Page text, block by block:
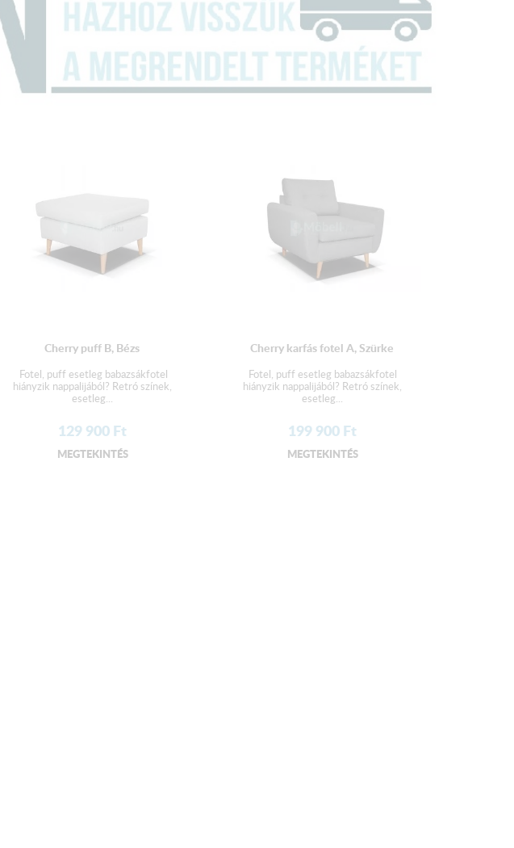
méret: 98 x 92 cm
terméket összeszerelt állapotban,csomagolva, több darabban
Cherry puff B, Bézs
Fotel, puff esetleg babazsákfotel
hiányzik nappalijából? Retró színek,
esetleg...
129 900Ft
MEGTEKINTÉS
Cherry karfás fotel A, Szürke
Fotel, puff esetleg babazsákfotel
hiányzik nappalijából? Retró színek,
esetleg...
199 900Ft
MEGTEKINTÉS